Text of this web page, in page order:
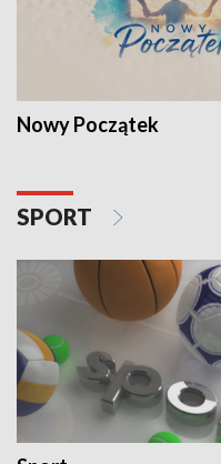
Nowy Początek
SPORT